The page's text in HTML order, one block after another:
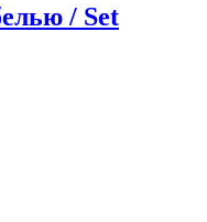
/ Set